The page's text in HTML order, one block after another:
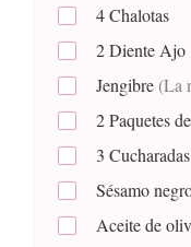
4Chalotas
2DienteAjo
Jengibre (La
2Paquetes
3 Cucharadas
Sésamo
Aceite de